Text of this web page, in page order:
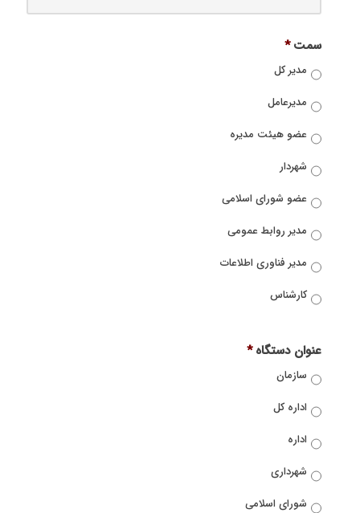
سمت *
مدیر کل
مدیرعامل
عضو هیئت مدیره
شهردار
عضو شورای اسلامی
مدیر روابط عمومی
مدیر فناوری اطلاعات
کارشناس
عنوان دستگاه *
سازمان
اداره کل
اداره
شهرداری
شورای اسلامی